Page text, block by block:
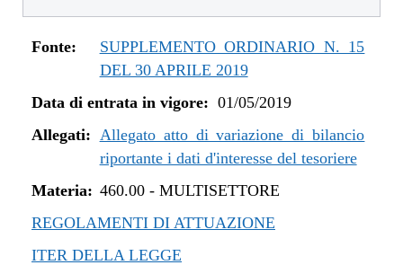
dal 02/07/2020 al 25/02/2021
dal 01/01/2020 al 01/07/2020
dal 07/11/2019 al 31/12/2019
dal 01/05/2019 al 10/07/2019
Fonte:
SUPPLEMENTO ORDINARIO N. 15
DEL 30 APRILE 2019
Data di entrata in vigore: 01/05/2019
Allegati: Allegato atto di variazione di bilancio
riportante i dati d'interesse del tesoriere
Materia: 460.00- MULTISETTORE
REGOLAMENTI DI ATTUAZIONE
ITER DELLA LEGGE